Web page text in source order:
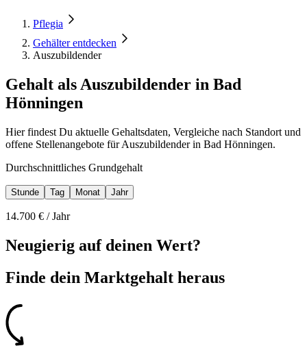
Pflegia
Gehälter entdecken
Auszubildender
Gehalt als Auszubildender in Bad
Hönningen
Hier findest Du aktuelle Gehaltsdaten, Vergleiche nach Standort und
offene Stellenangebote für Auszubildender in Bad Hönningen.
Durchschnittliches Grundgehalt
Stunde Tag Monat Jahr
14.700 € /Jahr
Neugierig auf deinen Wert?
Finde dein Marktgehalt heraus